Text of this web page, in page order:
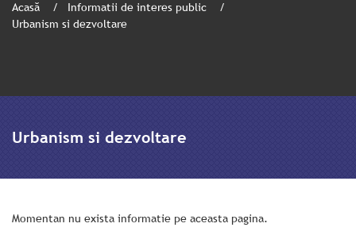
Acasă
Informatii de interes public
Urbanism si dezvoltare
Urbanism si dezvoltare
Momentan nu exista informatie pe aceasta pagina.